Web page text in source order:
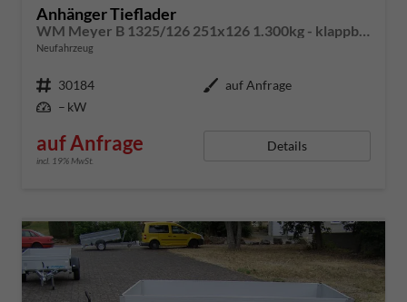
Anhänger Tieflader
WM Meyer B 1325/126 251x126 1.300kg - klappbare Vorderwand, 100km/h-Zulassung, Radstoßdämpfer
Neufahrzeug
Fahrzeugnummer 30184 Außenfarbe auf Anfrage
Leistung – kW
auf Anfrage
incl. 19% MwSt.
Details